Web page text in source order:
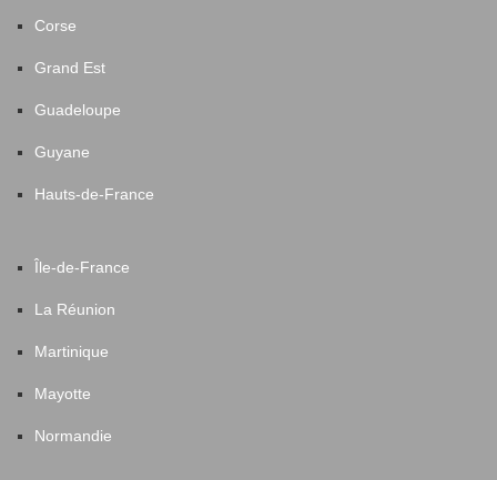
Corse
Grand Est
Guadeloupe
Guyane
Hauts-de-France
Île-de-France
La Réunion
Martinique
Mayotte
Normandie